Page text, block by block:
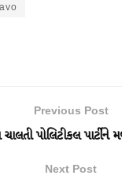
Previous Post
ચાલતી પોલિટીકલ
Next Post